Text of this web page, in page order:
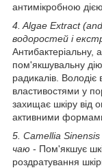
антимікробною дією.
4. Algae Extract
водоростей і
Антибактеріальну,
пом'якшувальну
радикалів.
властивостями у
захищає шкіру від
активними
5. Camellia
чаю - Пом'якшує
роздратування